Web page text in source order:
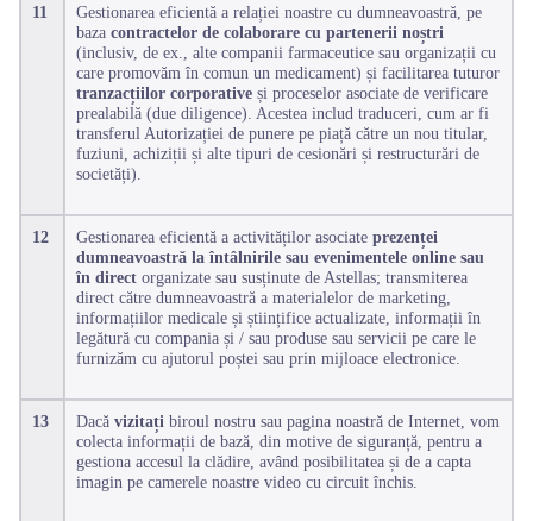
11
Gestionarea eficientă a relației noastre cu dumneavoastră, pe
bazacontractelor de colaborare cu partenerii noștri
(inclusiv, de ex., alte companii farmaceutice sau organizații cu
care promovăm în comun un medicament) și facilitarea tuturor
tranzacțiilor corporative și proceselor asociate de verificare
prealabilă (due diligence). Acestea includ traduceri, cum ar fi
transferul Autorizației de punere pe piață către un nou titular,
fuziuni, achiziții și alte tipuri de cesionări și restructurări de
societăți).
12 Gestionarea eficientă a activităților asociateprezenței
dumneavoastră la întâlnirile sau evenimentele online sau
în direct organizate sau susținute de Astellas; transmiterea
direct către dumneavoastră a materialelor de marketing,
informațiilor medicale și științifice actualizate, informații în
legătură cu compania și / sau produse sau servicii pe care le
furnizăm cu ajutorul poștei sau prin mijloace electronice.
13 Dacăvizitați biroul nostru sau pagina noastră de Internet, vom
colecta informații de bază, din motive de siguranță, pentru a
gestiona accesul la clădire, având posibilitatea și de a capta
imagin pe camerele noastre video cu circuit închis.